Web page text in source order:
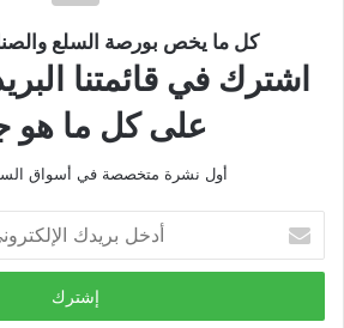
كل ما يخص بورصة السلع
اشترك في قائمتنا
على كل ما هو
أول نشرة متخصصة في أسواق
بريدك
الإلكتروني